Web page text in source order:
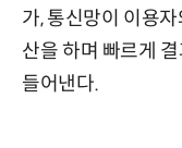
가, 통신망이 이용
산을 하며 빠르게
들어낸다.